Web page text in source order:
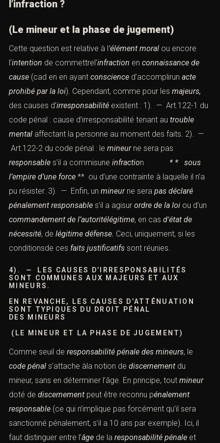
l’infraction ?
(Le mineur et la phase de jugement)
Cette question est relative à l’élément moral ou encore
l’intention de commettrel’infraction en connaissance de
cause (cad en en ayant conscience d’accomplirun acte
prohibé par la loi). Cependant, comme pour les majeurs,
des causes d’irresponsabilité existent : 1). — Art.122-1 du
code pénal : cause d’irresponsabilité tenant au trouble
mental affectant la personne au moment des faits. 2). —
Art.122-2 du code pénal : le mineurne sera pas
responsable s’il a commisune infraction
* * sous
l’empire d’une force ** ou d’une contrainte à laquelle il n’a
pu résister. 3). — Enfin, un mineur ne sera pas déclaré
pénalement responsable s’il a agisur ordre de la loi ou d’un
commandement de l’autoritélégitime, en cas d’état de
nécessité, de légitime défense. Ceci, uniquement, si les
conditionsde ces faits justificatifs sont réunies.
4). — LES
CAUSES D’IRRESPONSABILITÉS
SONT COMMUNES AUX MAJEURS ET AUX
MINEURS.
EN REVANCHE, LES CAUSES D’ATTÉNUATION
SONT TYPIQUES DU
DROIT PÉNAL
DES MINEURS
(LE MINEUR ET LA PHASE DE JUGEMENT)
Comme seuil de responsabilité pénale des mineurs, le
code pénal s’attache àla notion de discernement du
mineur, sans en déterminer l’âge. En principe, tout mineur
doté de discernement peut être reconnu pénalement
responsable (ce qui n’implique pas forcément qu’il sera
sanctionné pénalement, s’il a 10 ans par exemple). Ici, il
faut distinguer entre l’âge de la responsabilité pénale et